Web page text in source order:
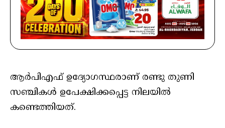
ആർപിഎഫ് ഉദ്യോഗസ്ഥരാണ് രണ്ടു തുണി
സഞ്ചികൾ ഉപേക്ഷിക്കപ്പെട്ട നിലയിൽ
കണ്ടെത്തിയത്.